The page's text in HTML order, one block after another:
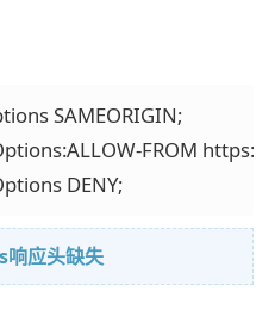
SAMEORIGIN;
FROM
DENY;
应头缺失